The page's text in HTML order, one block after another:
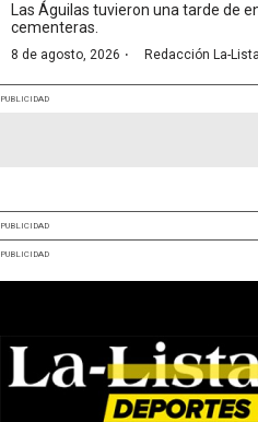
Las Águilas tuvieron una tarde de
cementeras.
8 de agosto, 2026 · Redacción La-Lista
PUBLICIDAD
PUBLICIDAD
PUBLICIDAD